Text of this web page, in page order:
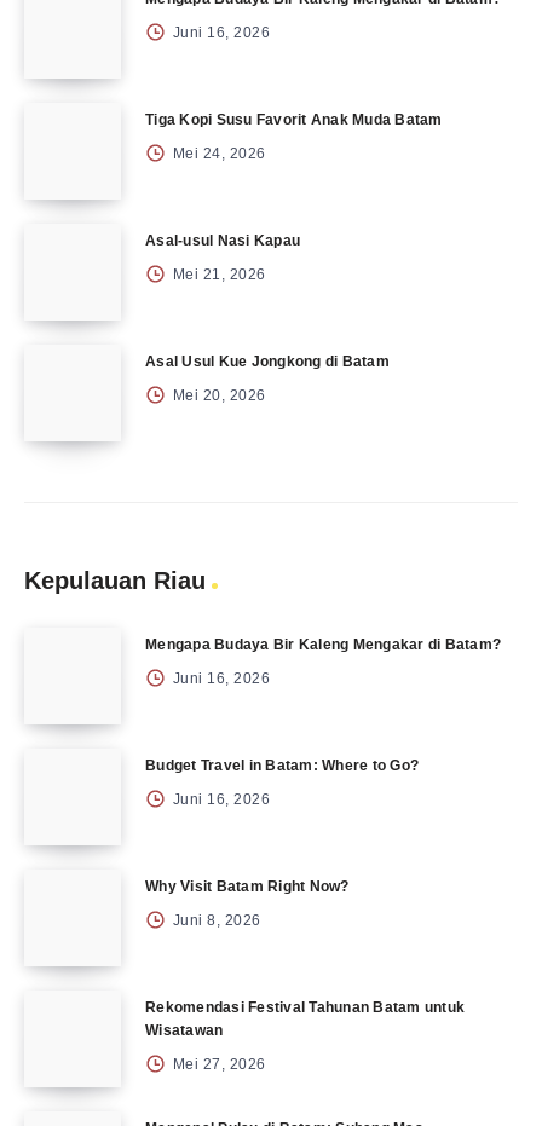
Juni 16, 2026
Tiga Kopi Susu Favorit Anak Muda Batam
Mei 24, 2026
Asal-usul Nasi Kapau
Mei 21, 2026
Asal Usul Kue Jongkong di Batam
Mei 20, 2026
Kepulauan Riau
Mengapa Budaya Bir Kaleng Mengakar di Batam?
Juni 16, 2026
Budget Travel in Batam: Where to Go?
Juni 16, 2026
Why Visit Batam Right Now?
Juni 8, 2026
Rekomendasi Festival Tahunan Batam untuk
Wisatawan
Mei 27, 2026